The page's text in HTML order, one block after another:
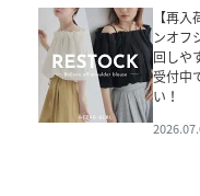
【再
ンオフ
回しや
受付中
い！